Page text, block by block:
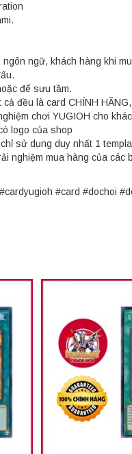
ngữ, khách hàng khi
để sưu tầm.
đều là card CHÍNH
chơi YUGIOH cho
logo của shop
sử dụng duy nhất 1
nghiệm mua hàng của
#card #dochoi